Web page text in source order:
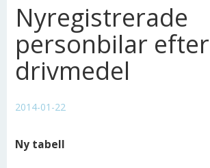
Nyregistrerade
personbilar efter
drivmedel
2014-01-22
Ny tabell